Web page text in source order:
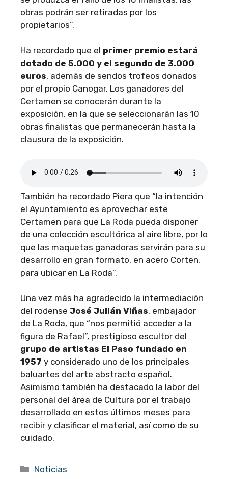
obras podrán ser retiradas por los
propietarios”.
Ha recordado que el primer premio estará
dotado de 5.000 y el segundo de 3.000
euros, además de sendos trofeos donados
por el propio Canogar. Los ganadores del
Certamen se conocerán durante la
exposición, en la que se seleccionarán las 10
obras finalistas que permanecerán hasta la
clausura de la exposición.
También ha recordado Piera que “la intención
el Ayuntamiento es aprovechar este
Certamen para que La Roda pueda disponer
de una colección escultórica al aire libre, por lo
que las maquetas ganadoras servirán para su
desarrollo en gran formato, en acero Corten,
para ubicar en La Roda”.
Una vez más ha agradecido la intermediación
del rodense José Julián Viñas, embajador
de La Roda, que “nos permitió acceder a la
figura de Rafael”, prestigioso escultor del
grupo de artistas El Paso fundado en
1957 y considerado uno de los principales
baluartes del arte abstracto español.
Asimismo también ha destacado la labor del
personal del área de Cultura por el trabajo
desarrollado en estos últimos meses para
recibir y clasificar el material, así como de su
cuidado.
Categorías
Noticias